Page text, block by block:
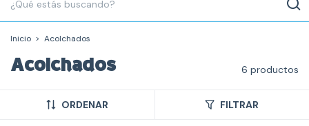
Inicio > Acolchados
Acolchados 6 productos
ORDENAR FILTRAR